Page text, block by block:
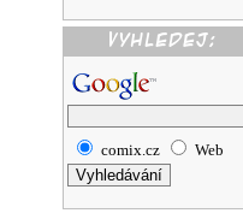
comix.cz Web